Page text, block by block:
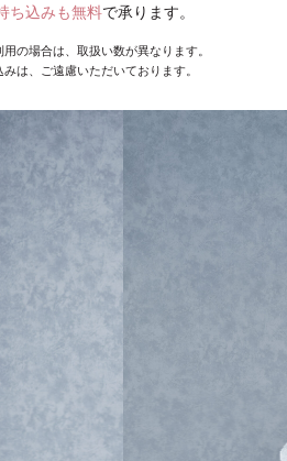
ち込みも無料で承ります。
の場合は、取扱い数が異なります。
は、ご遠慮いただいております。